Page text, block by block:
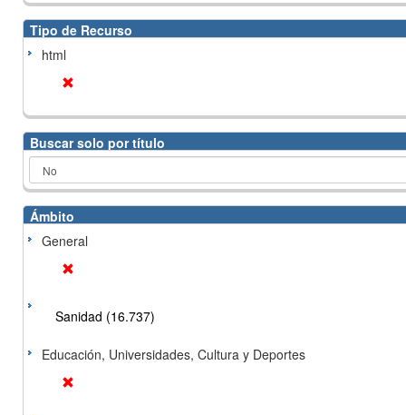
Tipo de Recurso
html
Buscar solo por título
Ámbito
General
Sanidad (16.737)
Educación, Universidades, Cultura y Deportes